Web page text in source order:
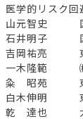
医学的リスク回
山元智史 国立
石井明子 国立
吉岡祐亮 東
一木隆範 ㈱
粂 昭苑 東京
白木伸明 東
乾 達也 大阪